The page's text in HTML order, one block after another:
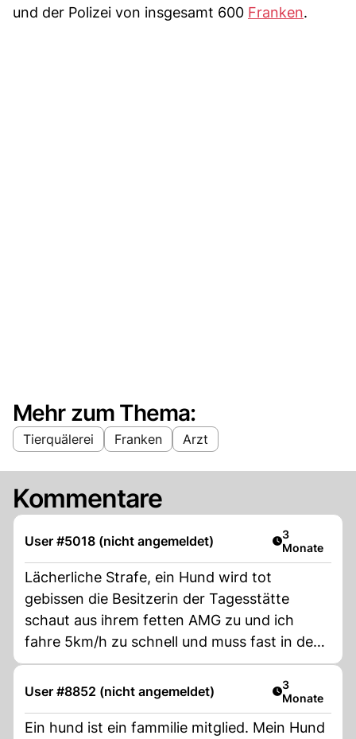
und der Polizei von insgesamt 600 Franken.
Mehr zum Thema:
Tierquälerei Franken Arzt
Kommentare
User #5018 (nicht angemeldet) Artikel
3
Monate
Lächerliche Strafe, ein Hund wird tot
gebissen die Besitzerin der Tagesstätte
schaut aus ihrem fetten AMG zu und ich
fahre 5km/h zu schnell und muss fast in den
Knast.
User #8852 (nicht angemeldet) Artikel
3
Monate
Ein hund ist ein fammilie mitglied. Mein Hund